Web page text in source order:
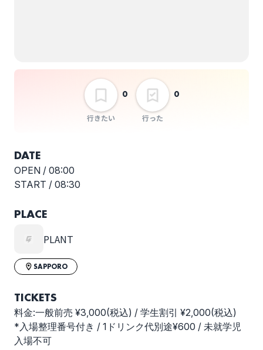
行きたい
0
行った
0
DATE
OPEN / 08:00
START / 08:30
PLACE
PLANT
SAPPORO
TICKETS
料金:一般前売 ¥3,000(税込) / 学生割引 ¥2,000(税込)
*入場整理番号付き / 1ドリンク代別途¥600 / 未就学児
入場不可